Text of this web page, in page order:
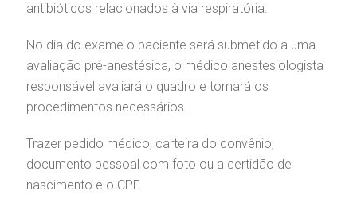
antibióticos relacionados à via respiratória.
No dia do exame o paciente será submetido a uma
avaliação pré-anestésica, o médico anestesiologista
responsável avaliará o quadro e tomará os
procedimentos necessários.
Trazer pedido médico, carteira do convênio,
documento pessoal com foto ou a certidão de
nascimento e o CPF.